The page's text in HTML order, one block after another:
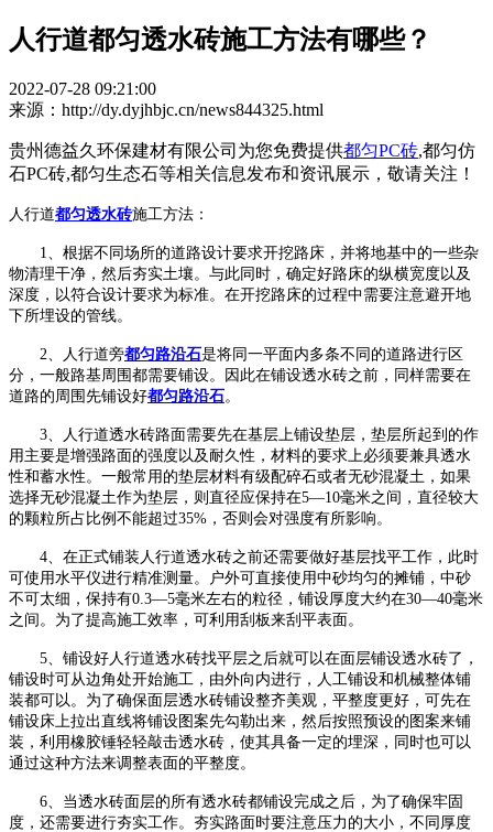
人行道都匀透水砖施工方法有哪些？
2022-07-28 09:21:00
来源：http://dy.dyjhbjc.cn/news844325.html
贵州德益久环保建材有限公司为您免费提供都匀PC砖,都匀仿
石PC砖,都匀生态石等相关信息发布和资讯展示，敬请关注！
人行道都匀透水砖施工方法：
1、根据不同场所的道路设计要求开挖路床，并将地基中的一些杂
物清理干净，然后夯实土壤。与此同时，确定好路床的纵横宽度以及
深度，以符合设计要求为标准。在开挖路床的过程中需要注意避开地
下所埋设的管线。
2、 人行道旁都匀路沿石是将同一平面内多条不同的道路进行区
分，一般路基周围都需要铺设。因此在铺设透水砖之前，同样需要在
道路的周围先铺设好都匀路沿石。
3、 人行道透水砖路面需要先在基层上铺设垫层，垫层所起到的作
用主要是增强路面的强度以及耐久性，材料的要求上必须要兼具透水
性和蓄水性。一般常用的垫层材料有级配碎石或者无砂混凝土，如果
选择无砂混凝土作为垫层，则直径应保持在5—10毫米之间，直径较大
的颗粒所占比例不能超过35%，否则会对强度有所影响。
4、在正式铺装 人行道透水砖之前还需要做好基层找平工作，此时
可使用水平仪进行精准测量。户外可直接使用中砂均匀的摊铺，中砂
不可太细，保持有0.3—5毫米左右的粒径，铺设厚度大约在30—40毫米
之间。为了提高施工效率，可利用刮板来刮平表面。
5、铺设好 人行道透水砖找平层之后就可以在面层铺设透水砖了，
铺设时可从边角处开始施工，由外向内进行，人工铺设和机械整体铺
装都可以。为了确保面层透水砖铺设整齐美观，平整度更好，可先在
铺设床上拉出直线将铺设图案先勾勒出来，然后按照预设的图案来铺
装，利用橡胶锤轻轻敲击透水砖，使其具备一定的埋深，同时也可以
通过这种方法来调整表面的平整度。
6、当透水砖面层的所有透水砖都铺设完成之后，为了确保牢固
度，还需要进行夯实工作。夯实路面时要注意压力的大小，不同厚度